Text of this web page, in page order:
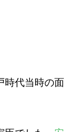
時代当時の面